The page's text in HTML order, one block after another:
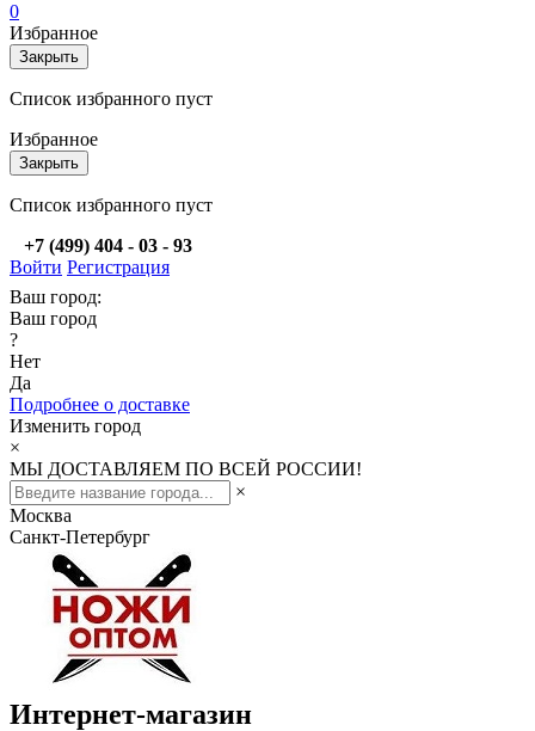
0
Избранное
Закрыть
Список избранного пуст
Избранное
Закрыть
Список избранного пуст
+7 (499) 404 - 03 - 93
Войти Регистрация
Ваш город:
Ваш город
?
Нет
Да
Подробнее о доставке
Изменить город
×
МЫ ДОСТАВЛЯЕМ ПО ВСЕЙ РОССИИ!
×
Москва
Санкт-Петербург
Интернет-магазин